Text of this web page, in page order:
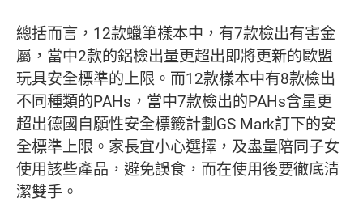
總括而言，12款蠟筆樣本中，有7款檢出有害金
屬，當中2款的鋁檢出量更超出即將更新的歐盟
玩具安全標準的上限。而12款樣本中有8款檢出
不同種類的PAHs，當中7款檢出的PAHs含量更
超出德國自願性安全標籤計劃GS Mark訂下的安
全標準上限。家長宜小心選擇，及盡量陪同子女
使用該些產品，避免誤食，而在使用後要徹底清
潔雙手。